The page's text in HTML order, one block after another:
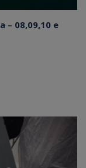
– 08,09,10 e